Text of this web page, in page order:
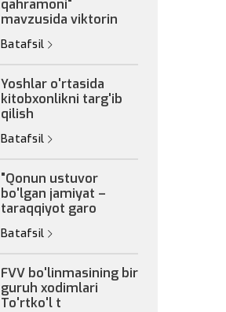
qahramoni"
mavzusida viktorin
Batafsil
Yoshlar o'rtasida
kitobxonlikni targ'ib
qilish
Batafsil
"Qonun ustuvor
bo'lgan jamiyat –
taraqqiyot garo
Batafsil
FVV bo'linmasining bir
guruh xodimlari
To'rtko'l t